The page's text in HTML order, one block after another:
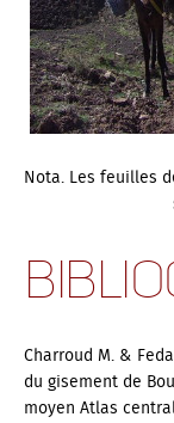
Nota. Les feuilles
Charroud M. &
du gisement de
moyen Atlas